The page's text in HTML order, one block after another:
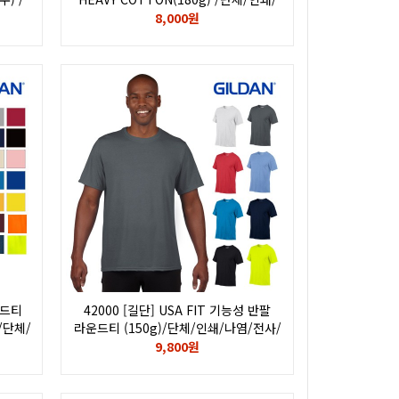
나염/전사/후로피/칼라/자수/
8,000원
티
체/
42000 [길단] USA FIT 기능성 반팔
라운드티 (150g)/단체/인쇄/나염/전사/
후로피/칼라/자수/로고/GILDAN
9,800원